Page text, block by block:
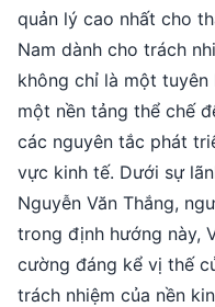
quản lý cao nhất cho
Nam dành cho trách
không chỉ là một
một nền tảng thể chế
các nguyên tắc phát
vực kinh tế. Dưới sự
Nguyễn Văn Thắng,
trong định hướng này,
cường đáng kể vị thế
trách nhiệm của nền